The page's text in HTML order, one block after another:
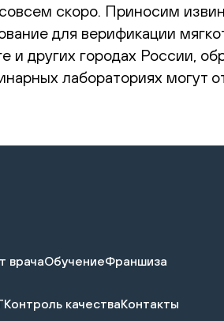
скоро. Приносим
для верификации
и других городах России,
лабораториях могут
врачаОбучениеФраншиза
Контроль качестваКонтакты